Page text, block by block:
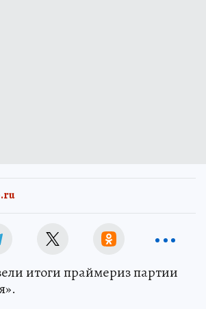
итоги праймериз партии